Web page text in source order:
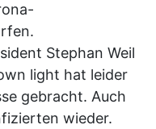
Stephan Weil
light hat leider
gebracht. Auch
wieder.